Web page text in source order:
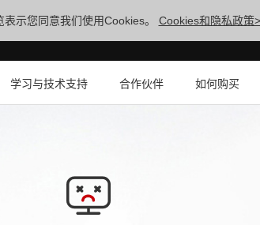
示您同意我们使用Cookies。 Cookies和隐私政策>
学习与技术支持 合作伙伴 如何购买